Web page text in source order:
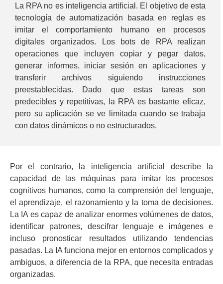
La RPA no es inteligencia artificial. El objetivo de esta
tecnología de automatización basada en reglas es
imitar el comportamiento humano en procesos
digitales organizados. Los bots de RPA realizan
operaciones que incluyen copiar y pegar datos,
generar informes, iniciar sesión en aplicaciones y
transferir archivos siguiendo instrucciones
preestablecidas. Dado que estas tareas son
predecibles y repetitivas, la RPA es bastante eficaz,
pero su aplicación se ve limitada cuando se trabaja
con datos dinámicos o no estructurados.
Por el contrario, la inteligencia artificial describe la
capacidad de las máquinas para imitar los procesos
cognitivos humanos, como la comprensión del lenguaje,
el aprendizaje, el razonamiento y la toma de decisiones.
La IA es capaz de analizar enormes volúmenes de datos,
identificar patrones, descifrar lenguaje e imágenes e
incluso pronosticar resultados utilizando tendencias
pasadas. La IA funciona mejor en entornos complicados y
ambiguos, a diferencia de la RPA, que necesita entradas
organizadas.